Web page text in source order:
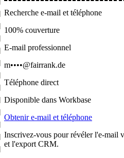
Recherche e-mail et téléphone
100% couverture
E-mail professionnel
m••••@fairrank.de
Téléphone direct
Disponible dans Workbase
Obtenir e-mail et téléphone
Inscrivez-vous pour révéler l'e-mail
et l'export CRM.